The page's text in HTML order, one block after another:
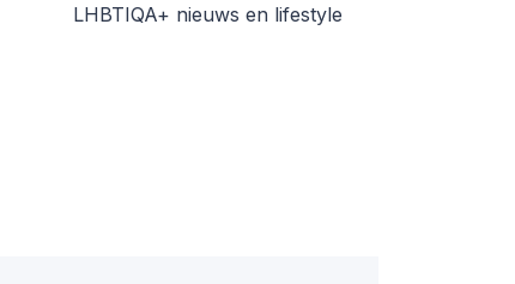
LHBTIQA+ nieuws en lifestyle